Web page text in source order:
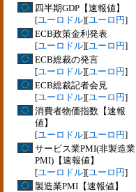
四半期GDP【速報値】
[ユーロドル][ユーロ円]
ECB政策金利発表
[ユーロドル][ユーロ円]
ECB総裁の発言
[ユーロドル][ユーロ円]
ECB総裁記者会見
[ユーロドル][ユーロ円]
消費者物価指数【速報
値】
[ユーロドル][ユーロ円]
サービス業PMI(非製造業
PMI)【速報値】
[ユーロドル][ユーロ円]
製造業PMI【速報値】